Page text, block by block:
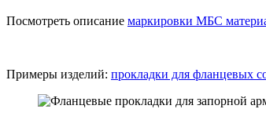
Посмотреть описание маркировки МБС
Примеры изделий: прокладки для фланцевых